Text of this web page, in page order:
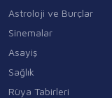
Astroloji ve Burçlar
Sinemalar
Asayiş
Sağlık
Rüya Tabirleri